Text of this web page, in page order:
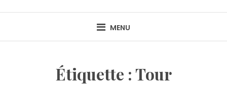
MENU
Étiquette :Tour